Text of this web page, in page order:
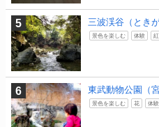
三波渓谷（とき
景色を楽しむ 体験
東武動物公園（宮
景色を楽しむ 花 体験